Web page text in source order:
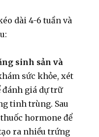
dài 4-6 tuần và
sinh sản và
sức khỏe, xét
đánh giá dự trữ
tinh trùng. Sau
hormone để
ra nhiều trứng